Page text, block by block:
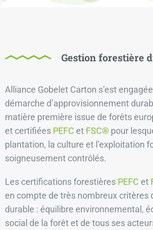
Gestion forestière
Alliance Gobelet Carton s’est
démarche d’approvisionnement
matière première issue de forêts
et certifiées PEFC et FSC® pour
plantation, la culture et l’exploitation
soigneusement contrôlés.
Les certifications forestières PEFC et
en compte de très nombreux critères
durable : équilibre environnemental,
social de la forêt et de tous ses